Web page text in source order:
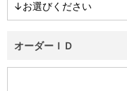
オーダーＩＤ